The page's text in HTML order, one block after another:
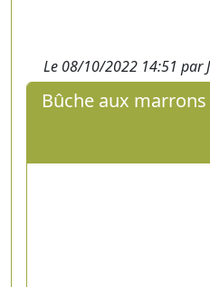
Le 08/10/2022 14:51 par
Bûche aux marrons